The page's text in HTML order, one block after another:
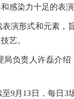
感染力十足的表
形式和元素，旨
艺。
责人许磊介绍
13日，每日3场